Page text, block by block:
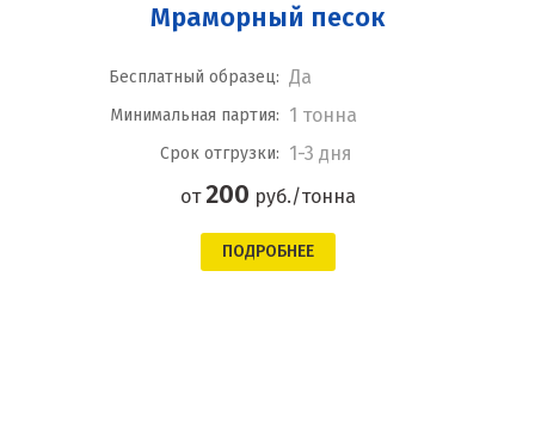
Мраморный песок
Бесплатный образец: Да
Минимальная партия: 1 тонна
Срок отгрузки: 1-3 дня
от200 руб./тонна
ПОДРОБНЕЕ